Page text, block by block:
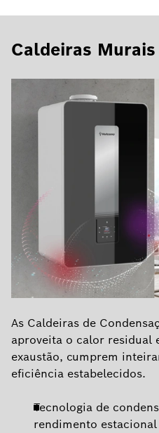
Caldeiras
As Caldeiras de
aproveita o calor residual
exaustão, cumprem
eficiência estabelecidos.
Tecnologia de
rendimento